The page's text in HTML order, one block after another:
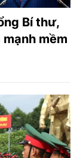
Bí thư,
mềm